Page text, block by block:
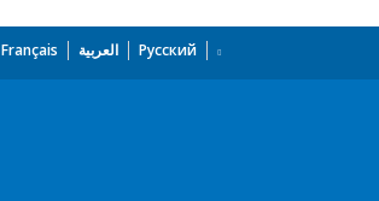
Français العربية Русский